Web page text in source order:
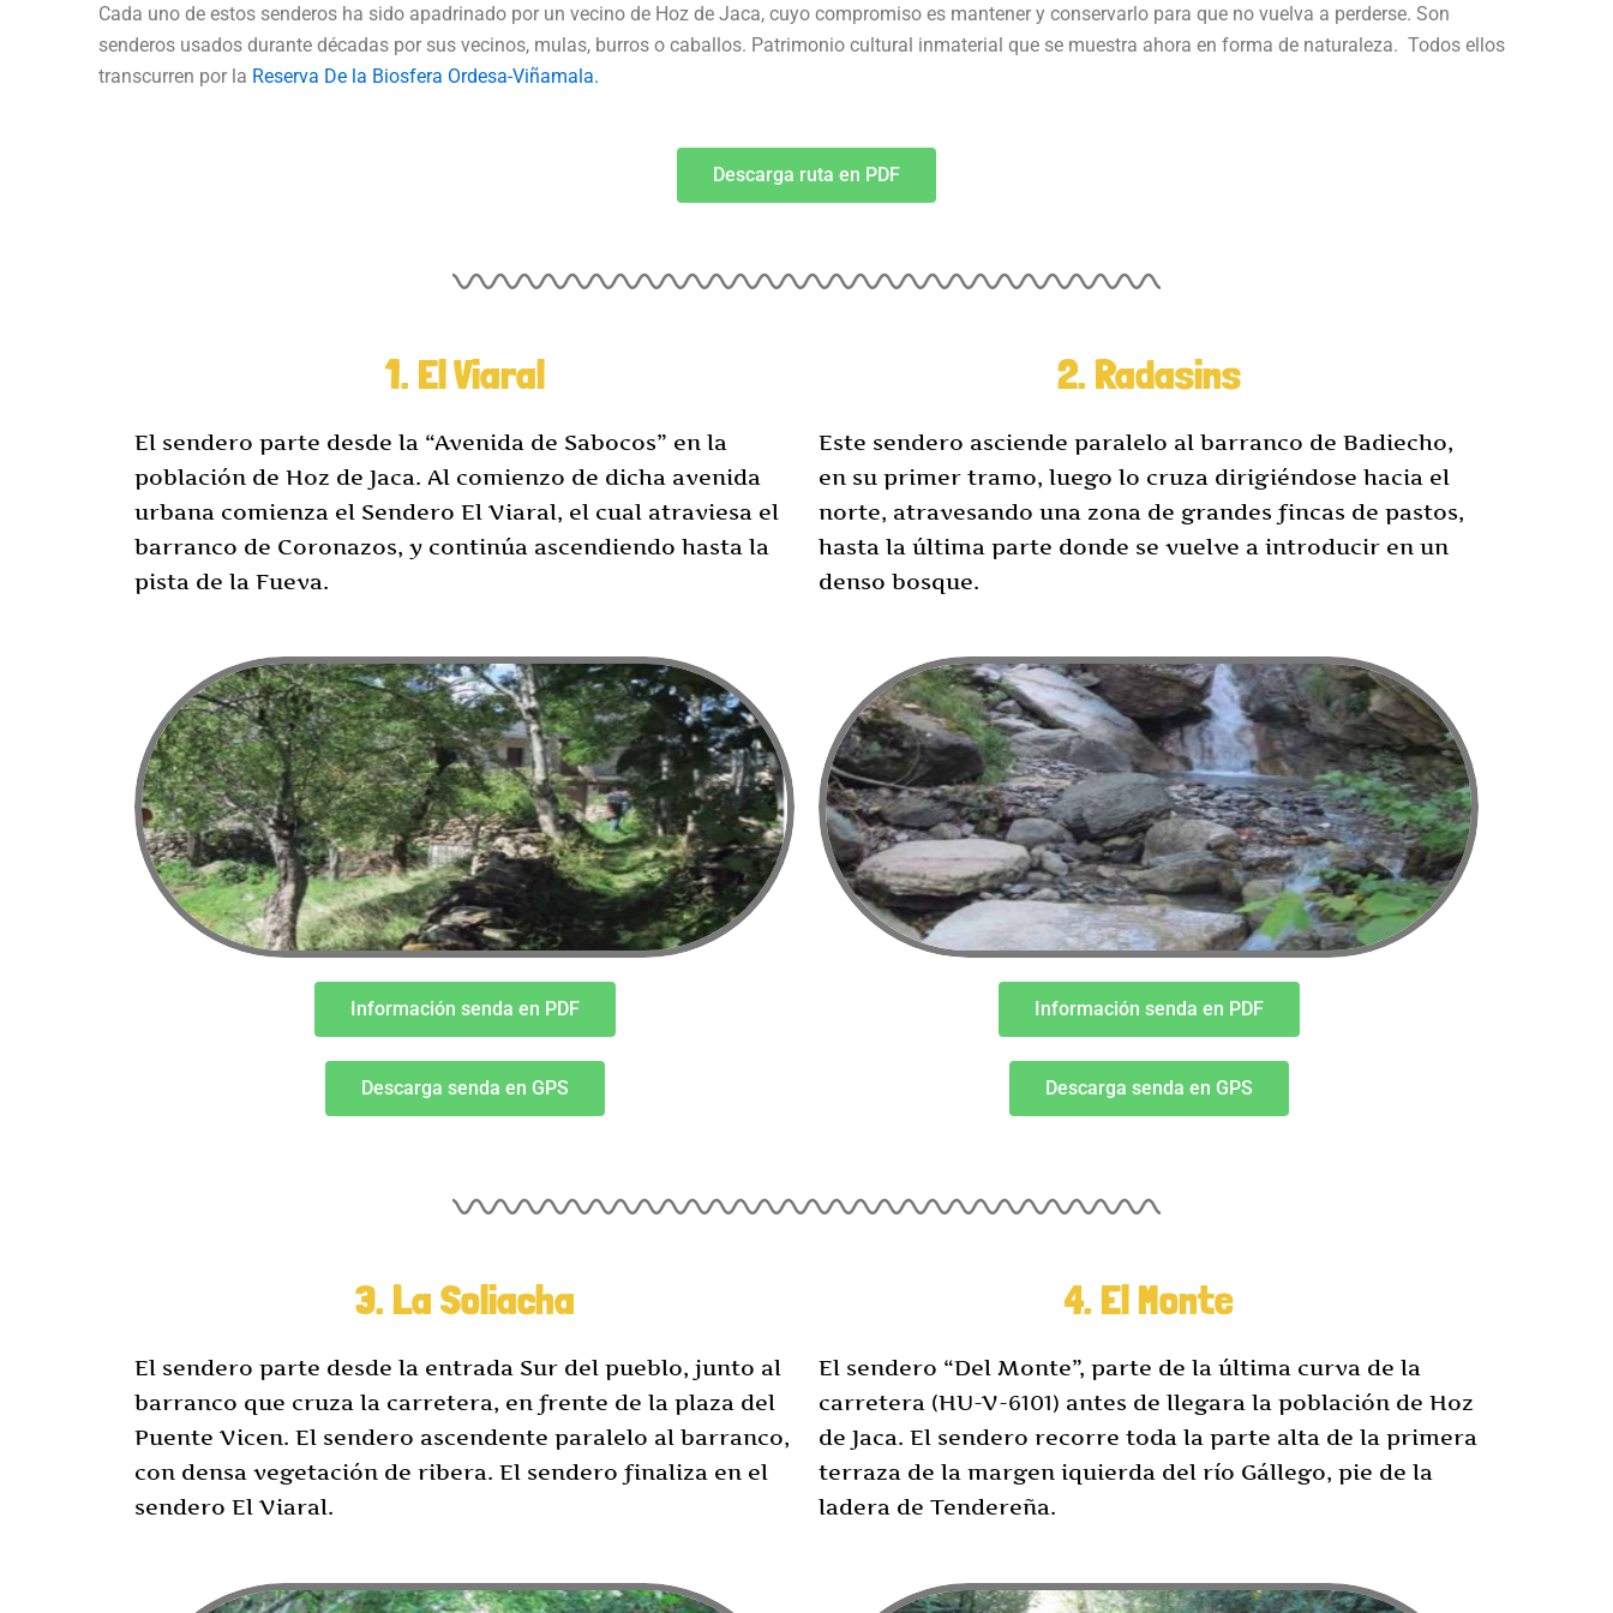
Cada uno de estos senderos ha sido apadrinado por un vecino de Hoz de Jaca, cuyo compromiso es mantener y conservarlo para que no vuelva a perderse. Son
senderos usados durante décadas por sus vecinos, mulas, burros o caballos. Patrimonio cultural inmaterial que se muestra ahora en forma de naturaleza. Todos ellos
transcurren por la Reserva De la Biosfera Ordesa-Viñamala.
Descarga ruta en PDF
1. El Viaral
El sendero parte desde la “Avenida de Sabocos” en la
población de Hoz de Jaca. Al comienzo de dicha avenida
urbana comienza el Sendero El Viaral, el cual atraviesa el
barranco de Coronazos, y continúa ascendiendo hasta la
pista de la Fueva.
Información senda en PDF
Descarga senda en GPS
2. Radasins
Este sendero asciende paralelo al barranco de Badiecho,
en su primer tramo, luego lo cruza dirigiéndose hacia el
norte, atravesando una zona de grandes fincas de pastos,
hasta la última parte donde se vuelve a introducir en un
denso bosque.
Información senda en PDF
Descarga senda en GPS
3. La Soliacha
El sendero parte desde la entrada Sur del pueblo, junto al
barranco que cruza la carretera, en frente de la plaza del
Puente Vicen. El sendero ascendente paralelo al barranco,
con densa vegetación de ribera. El sendero finaliza en el
sendero El Viaral.
4. El Monte
El sendero “Del Monte”, parte de la última curva de la
carretera (HU-V-6101) antes de llegara la población de Hoz
de Jaca. El sendero recorre toda la parte alta de la primera
terraza de la margen iquierda del río Gállego, pie de la
ladera de Tendereña.